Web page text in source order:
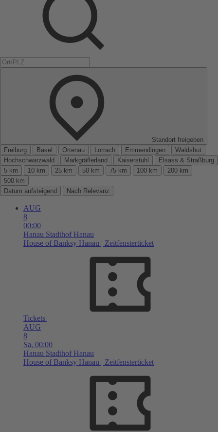
Standort freigeben
Freiburg
Basel Ortenau Lörrach Emmendingen
Waldshut
Hochschwarzwald
Markgräflerland Kaiserstuhl
Elsass & Straßburg
5 km
10 km 25 km 50 km 75 km 100 km
200 km
500 km
Datum aufsteigend
Nach Relevanz
AUG
8
00:00
Hanau Stadthof Hanau
House of Banksy Hanau | Zeitfensterticket
Tickets
AUG
8
Sa, 00:00
Hanau Stadthof Hanau
House of Banksy Hanau | Zeitfensterticket